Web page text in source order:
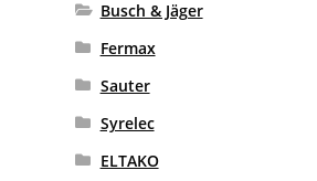
Busch & Jäger
Fermax
Sauter
Syrelec
ELTAKO